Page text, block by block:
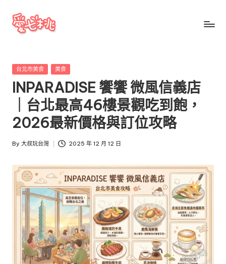
Skip
七
桃
玩
台
灣
桃
玩
台
灣
把
全
景
美
食、
交
通、
Posted
台北市美食 美食
INPARADISE 饗饗 微風信義店
｜台北最高46樓景觀吃到飽，
2026最新價格與訂位攻略
Posted
By 大叔玩台灣 2025 年 12 月 12 日